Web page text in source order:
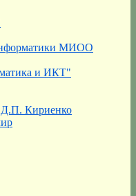
МИОО
и ИКТ"
Кириенко